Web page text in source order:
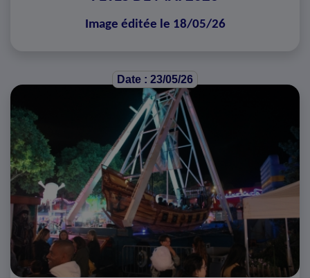
Image éditée le 18/05/26
Date : 23/05/26